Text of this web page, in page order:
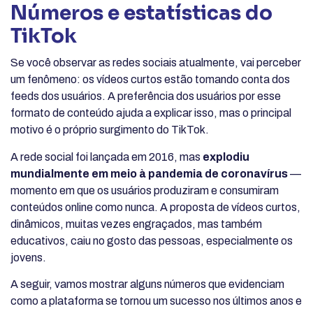
Números e estatísticas do
TikTok
Se você observar as redes sociais atualmente, vai perceber
um fenômeno: os vídeos curtos estão tomando conta dos
feeds dos usuários. A preferência dos usuários por esse
formato de conteúdo ajuda a explicar isso, mas o principal
motivo é o próprio surgimento do TikTok.
A rede social foi lançada em 2016, mas explodiu
mundialmente em meio à pandemia de coronavírus—
momento em que os usuários produziram e consumiram
conteúdos online como nunca. A proposta de vídeos curtos,
dinâmicos, muitas vezes engraçados, mas também
educativos, caiu no gosto das pessoas, especialmente os
jovens.
A seguir, vamos mostrar alguns números que evidenciam
como a plataforma se tornou um sucesso nos últimos anos e